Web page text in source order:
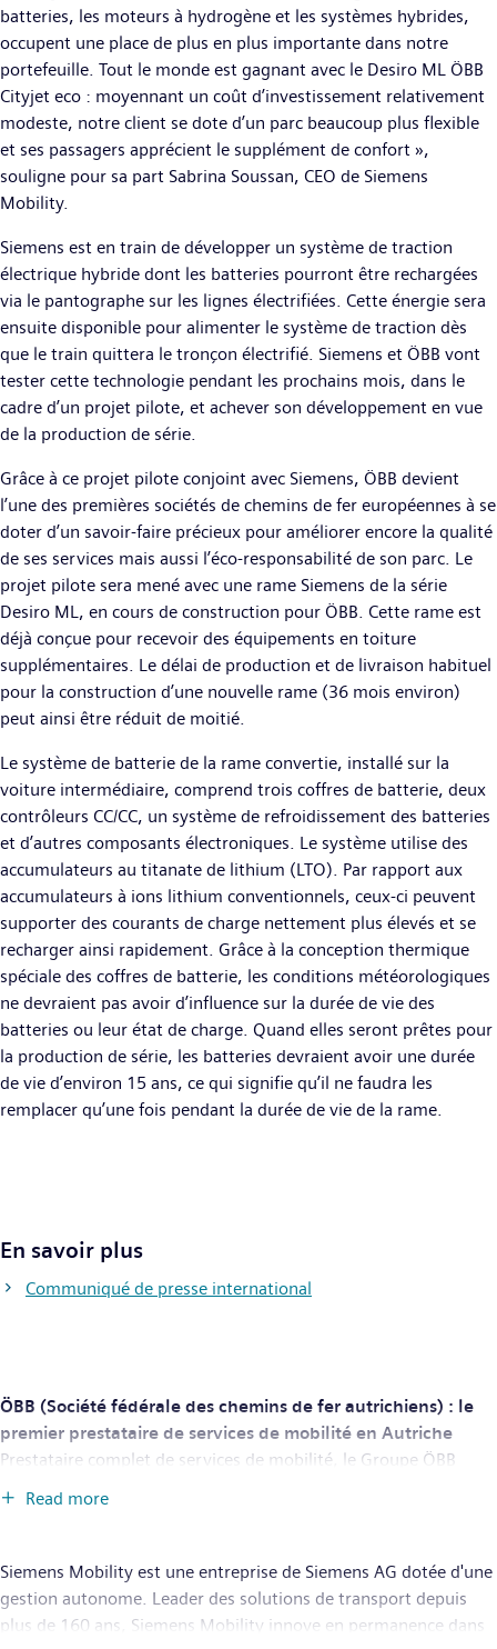
batteries, les moteurs à hydrogène et les systèmes hybrides,
occupent une place de plus en plus importante dans notre
portefeuille. Tout le monde est gagnant avec le Desiro ML ÖBB
Cityjet eco : moyennant un coût d’investissement relativement
modeste, notre client se dote d’un parc beaucoup plus flexible
et ses passagers apprécient le supplément de confort »,
souligne pour sa part Sabrina Soussan, CEO de Siemens
Mobility.
Siemens est en train de développer un système de traction
électrique hybride dont les batteries pourront être rechargées
via le pantographe sur les lignes électrifiées. Cette énergie sera
ensuite disponible pour alimenter le système de traction dès
que le train quittera le tronçon électrifié. Siemens et ÖBB vont
tester cette technologie pendant les prochains mois, dans le
cadre d’un projet pilote, et achever son développement en vue
de la production de série.
Grâce à ce projet pilote conjoint avec Siemens, ÖBB devient
l’une des premières sociétés de chemins de fer européennes à se
doter d’un savoir-faire précieux pour améliorer encore la qualité
de ses services mais aussi l’éco-responsabilité de son parc. Le
projet pilote sera mené avec une rame Siemens de la série
Desiro ML, en cours de construction pour ÖBB. Cette rame est
déjà conçue pour recevoir des équipements en toiture
supplémentaires. Le délai de production et de livraison habituel
pour la construction d’une nouvelle rame (36 mois environ)
peut ainsi être réduit de moitié.
Le système de batterie de la rame convertie, installé sur la
voiture intermédiaire, comprend trois coffres de batterie, deux
contrôleurs CC/CC, un système de refroidissement des batteries
et d’autres composants électroniques. Le système utilise des
accumulateurs au titanate de lithium (LTO). Par rapport aux
accumulateurs à ions lithium conventionnels, ceux-ci peuvent
supporter des courants de charge nettement plus élevés et se
recharger ainsi rapidement. Grâce à la conception thermique
spéciale des coffres de batterie, les conditions météorologiques
ne devraient pas avoir d’influence sur la durée de vie des
batteries ou leur état de charge. Quand elles seront prêtes pour
la production de série, les batteries devraient avoir une durée
de vie d’environ 15 ans, ce qui signifie qu’il ne faudra les
remplacer qu’une fois pendant la durée de vie de la rame.
En savoir plus
Communiqué de presse international
ÖBB (Société fédérale des chemins de fer autrichiens) : le
premier prestataire de services de mobilité en Autriche
Prestataire complet de services de mobilité, le Groupe ÖBB
emmène chaque année 459 millions de voyageurs et 115
100 % de sources renouvelables. En 2017, ÖBB figurait parmi
les sociétés de chemins de fer les plus ponctuelles d’Europe,
avec environ 96 % de trains à l’heure. Les 41 107 agents des
Read more
Siemens Mobility est une entreprise de Siemens AG dotée d'une
gestion autonome. Leader des solutions de transport depuis
plus de 160 ans, Siemens Mobility innove en permanence dans